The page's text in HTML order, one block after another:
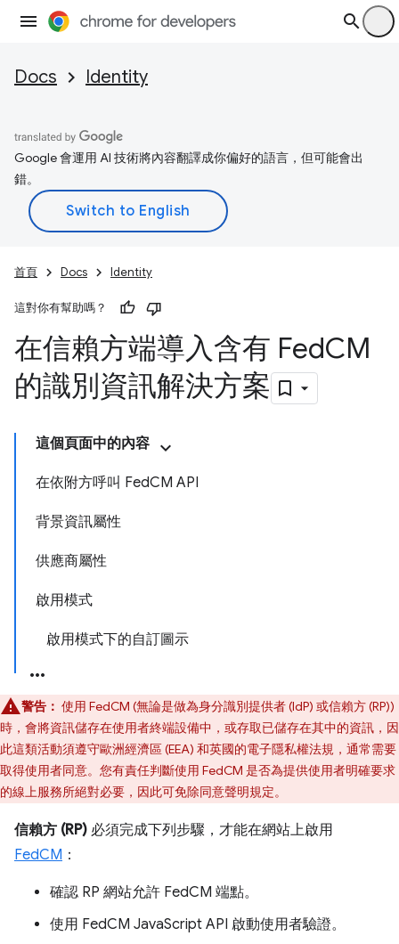
Docs Identity
Google 會運用 AI 技術將內容翻譯成你偏好的語言，但可能會出
錯。
首頁 Docs Identity
這對你有幫助嗎？
在信賴方端導入含有 FedCM
的識別資訊解決方案
這個頁面中的內容
在依附方呼叫 FedCM API
背景資訊屬性
供應商屬性
啟用模式
啟用模式下的自訂圖示
警告： 使用 FedCM (無論是做為身分識別提供者 (IdP) 或信賴方 (RP))
時，會將資訊儲存在使用者終端設備中，或存取已儲存在其中的資訊，因
此這類活動須遵守歐洲經濟區 (EEA) 和英國的電子隱私權法規，通常需要
取得使用者同意。您有責任判斷使用 FedCM 是否為提供使用者明確要求
的線上服務所絕對必要，因此可免除同意聲明規定。
信賴方 (RP) 必須完成下列步驟，才能在網站上啟用
FedCM ：
確認 RP 網站允許 FedCM 端點。
使用 FedCM JavaScript API 啟動使用者驗證。